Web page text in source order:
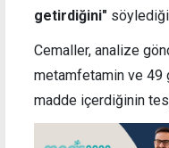
getirdiğini"
Cemaller, analize
metamfetamin ve 49
madde içerdiğinin